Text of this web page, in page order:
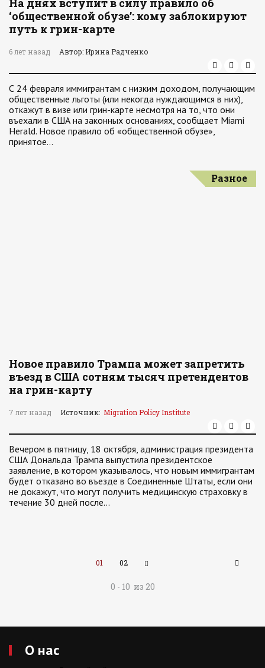
На днях вступит в силу правило об
‘общественной обузе’: кому заблокируют
путь к грин-карте
6 лет назад Автор: Ирина Радченко
С 24 февраля иммигрантам с низким доходом, получающим
общественные льготы (или некогда нуждающимся в них),
откажут в визе или грин-карте несмотря на то, что они
въехали в США на законных основаниях, сообщает Miami
Herald. Новое правило об «общественной обузе»,
принятое…
Разное
Новое правило Трампа может запретить
въезд в США сотням тысяч претендентов
на грин-карту
7 лет назад Источник: Migration Policy Institute
Вечером в пятницу, 18 октября, администрация президента
США Дональда Трампа выпустила президентское
заявление, в котором указывалось, что новым иммигрантам
будет отказано во въезде в Соединенные Штаты, если они
не докажут, что могут получить медицинскую страховку в
течение 30 дней после…
01 02
0 - 10 из 20
О нас